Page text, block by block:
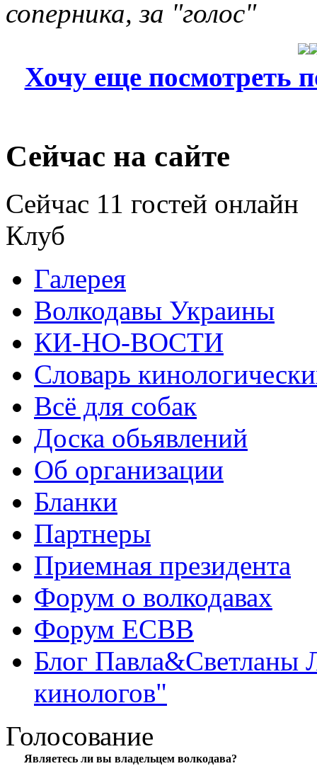
соперника, за "голос"
Хочу еще посмотреть
Сейчас на сайте
Сейчас 11 гостей онлайн
Клуб
Галерея
Волкодавы Украины
КИ-НО-ВОСТИ
Словарь
Всё для собак
Доска обьявлений
Об организации
Бланки
Партнеры
Приемная президента
Форум о волкодавах
Форум ЕСВВ
Блог Павла&Светланы
кинологов"
Голосование
Являетесь ли вы владельцем волкодава?